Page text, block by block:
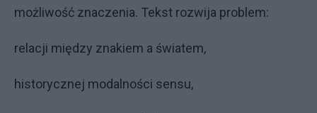
możliwość znaczenia. Tekst rozwija problem:
relacji między znakiem a światem,
historycznej modalności sensu,